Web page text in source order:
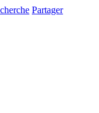
Partager